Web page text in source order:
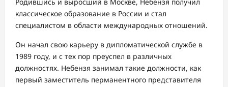
классическое образование в России и стал
специалистом в области международных отношений.
Он начал свою карьеру в дипломатической службе в
1989 году, и с тех пор преуспел в различных
должностях. Небензя занимал такие должности, как
первый заместитель перманентного представителя